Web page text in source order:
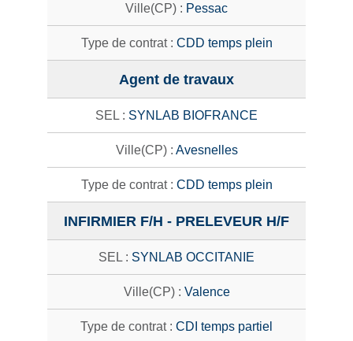
Pessac
CDD temps plein
Agent de travaux
SYNLAB BIOFRANCE
Avesnelles
CDD temps plein
INFIRMIER F/H - PRELEVEUR H/F
SYNLAB OCCITANIE
Valence
CDI temps partiel